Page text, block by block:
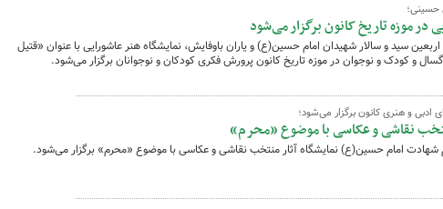
حسینی؛
در موزه تاریخ کانون برگزار می‌شود
سید و سالار شهیدان امام حسین(ع) و یاران باوفایش، نمایشگاه هنر عاشورایی با عنوان «قتیل
و کودک و نوجوان در موزه تاریخ کانون پرورش فکری کودکان و نوجوانان برگزار می‌شود.
و هنری کانون برگزار می‌شود؛
نقاشی و عکاسی با موضوع «محرم»
شهادت امام حسین(ع) نمایشگاه آثار منتخب نقاشی و عکاسی با موضوع «محرم» برگزار می‌شود.